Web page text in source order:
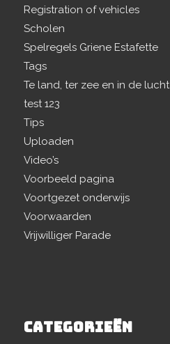
Registration of vehicles
Scholen
Spelregels Griene Estafette
Tags
Te land, ter zee en in de lucht
test 123
Tips
Uploaden
Video’s
Voorbeeld pagina
Voortgezet onderwijs
Voorwaarden
Vrijwilliger Parade
CATEGORIEËN